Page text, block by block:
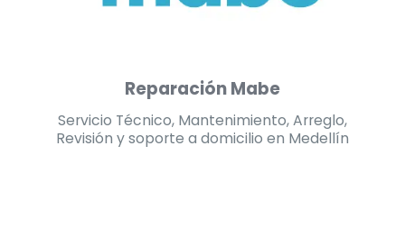
Reparación Challenger
Servicio Técnico, Mantenimiento, Arreglo,
Revisión y soporte a domicilio en Medellín